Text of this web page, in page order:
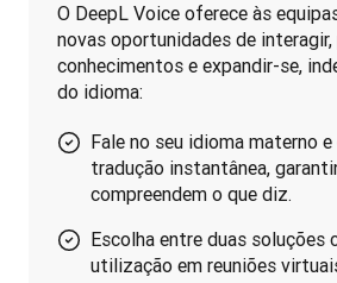
O DeepL Voice oferece às
novas oportunidades de
conhecimentos e expandir-se,
do idioma:
Fale no seu idioma materno
tradução instantânea,
compreendem o que diz.
Escolha entre duas soluções
utilização em reuniões